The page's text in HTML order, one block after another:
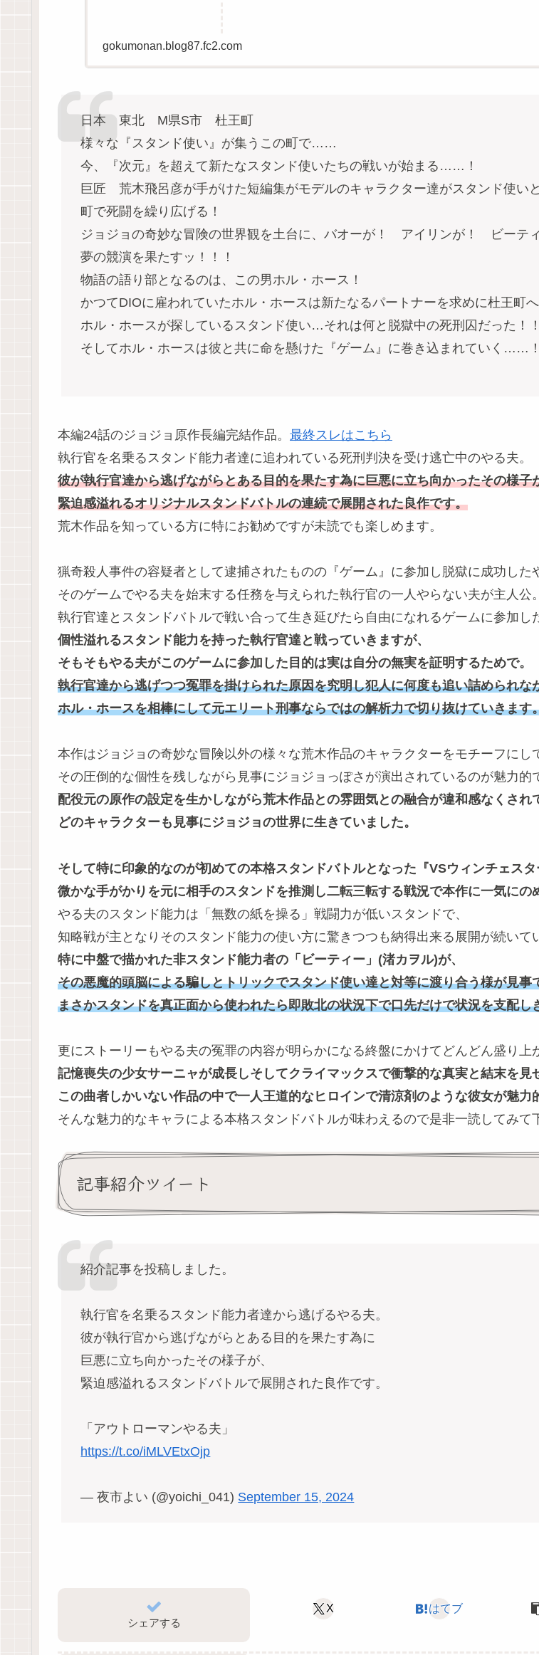
gokumonan.blog87.fc2.com
日本 東北 M県S市 杜王町
様々な『スタンド使い』が集うこの町で……
今、『次元』を超えて新たなスタンド使いたちの戦いが始まる……！
巨匠 荒木飛呂彦が手がけた短編集がモデルのキャラクター達がスタンド使い
町で死闘を繰り広げる！
ジョジョの奇妙な冒険の世界観を土台に、バオーが！ アイリンが！ ビーテ
夢の競演を果たすッ！！！
物語の語り部となるのは、この男ホル・ホース！
かつてDIOに雇われていたホル・ホースは新たなるパートナーを求めに杜王町へ
ホル・ホースが探しているスタンド使い…それは何と脱獄中の死刑囚だった！
そしてホル・ホースは彼と共に命を懸けた『ゲーム』に巻き込まれていく……！
本編24話のジョジョ原作長編完結作品。 最終スレはこちら
執行官を名乗るスタンド能力者達に追われている死刑判決を受け逃亡中のやる夫。
彼が執行官達から逃げながらとある目的を果たす為に巨悪に立ち向かったその様子
緊迫感溢れるオリジナルスタンドバトルの連続で展開された良作です。
荒木作品を知っている方に特にお勧めですが未読でも楽しめます。
猟奇殺人事件の容疑者として逮捕されたものの『ゲーム』に参加し脱獄に成功した
そのゲームでやる夫を始末する任務を与えられた執行官の一人やらない夫が主人公。
執行官達とスタンドバトルで戦い合って生き延びたら自由になれるゲームに参加し
個性溢れるスタンド能力を持った執行官達と戦っていきますが、
そもそもやる夫がこのゲームに参加した目的は実は自分の無実を証明するためで。
執行官達から逃げつつ冤罪を掛けられた原因を究明し犯人に何度も追い詰められな
ホル・ホースを相棒にして元エリート刑事ならではの解析力で切り抜けていきます
本作はジョジョの奇妙な冒険以外の様々な荒木作品のキャラクターをモチーフにし
その圧倒的な個性を残しながら見事にジョジョっぽさが演出されているのが魅力的
配役元の原作の設定を生かしながら荒木作品との雰囲気との融合が違和感なくされ
どのキャラクターも見事にジョジョの世界に生きていました。
そして特に印象的なのが初めての本格スタンドバトルとなった『VSウィンチェスタ
微かな手がかりを元に相手のスタンドを推測し二転三転する戦況で本作に一気にの
やる夫のスタンド能力は「無数の紙を操る」戦闘力が低いスタンドで、
知略戦が主となりそのスタンド能力の使い方に驚きつつも納得出来る展開が続いて
特に中盤で描かれた非スタンド能力者の「ビーティー」(渚カヲル)が、
その悪魔的頭脳による騙しとトリックでスタンド使い達と対等に渡り合う様が見事
まさかスタンドを真正面から使われたら即敗北の状況下で口先だけで状況を支配し
更にストーリーもやる夫の冤罪の内容が明らかになる終盤にかけてどんどん盛り上
記憶喪失の少女サーニャが成長しそしてクライマックスで衝撃的な真実と結末を見
この曲者しかいない作品の中で一人王道的なヒロインで清涼剤のような彼女が魅力
そんな魅力的なキャラによる本格スタンドバトルが味わえるので是非一読してみて
記事紹介ツイート
紹介記事を投稿しました。
執行官を名乗るスタンド能力者達から逃げるやる夫。
彼が執行官から逃げながらとある目的を果たす為に
巨悪に立ち向かったその様子が、
緊迫感溢れるスタンドバトルで展開された良作です。
「アウトローマンやる夫」
https://t.co/iMLVEtxOjp
— 夜市よい (@yoichi_041) September 15, 2024
シェアする
X はてブ